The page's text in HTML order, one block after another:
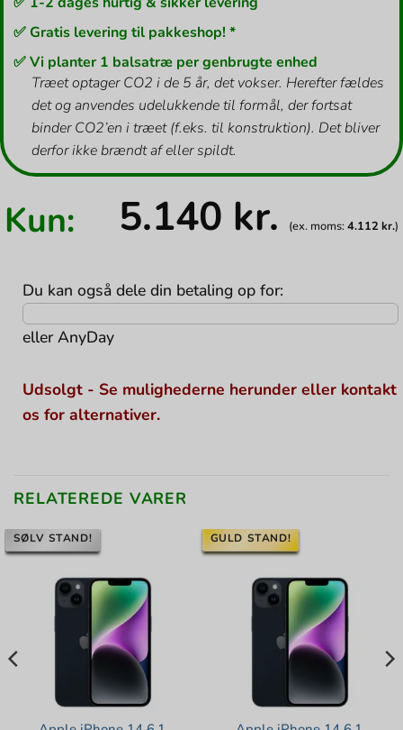
✅ Gratis levering til pakkeshop! *
✅ Vi planter 1 balsatræ per genbrugte enhed
Træet optager CO2 i de 5 år, det vokser. Herefter fældes
det og anvendes udelukkende til formål, der fortsat
binder CO2’en i træet (f.eks. til konstruktion). Det bliver
derfor ikke brændt af eller spildt.
Kun: 5.140 kr. (ex. moms:4.112 kr.)
Du kan også dele din betaling op for:
ellerAnyDay
Udsolgt - Se mulighederne herunder eller kontakt
os for alternativer.
RELATEREDE VARER
SØLV STAND! GULD STAND!